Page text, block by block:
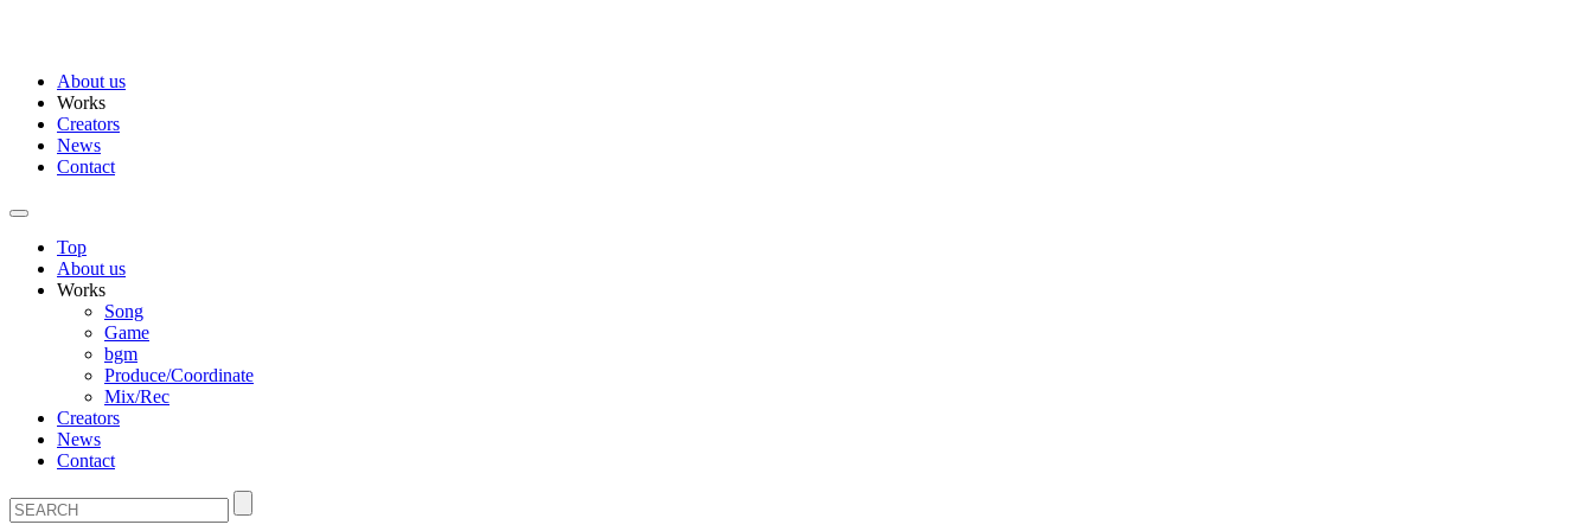
About us
Works
Creators
News
Contact
Top
About us
Works
Song
Game
bgm
Produce/Coordinate
Mix/Rec
Creators
News
Contact